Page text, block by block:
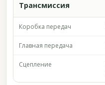
Трансмиссия
Коробка передач
Главная передача
Сцепление